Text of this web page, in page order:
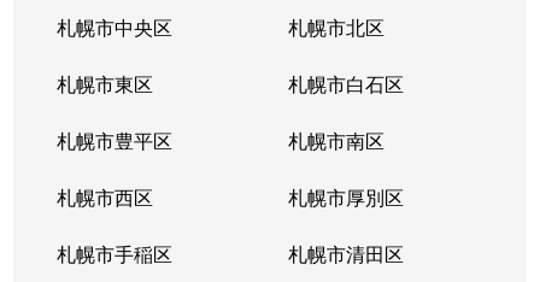
北３３条東
新道東
北３４条東
新道東
北３４条東
新道東
北３４条東
新道東
北３５条東
北34条
札幌市中央区 札幌市北区
札幌市東区 札幌市白石区
札幌市豊平区 札幌市南区
札幌市西区 札幌市厚別区
札幌市手稲区 札幌市清田区